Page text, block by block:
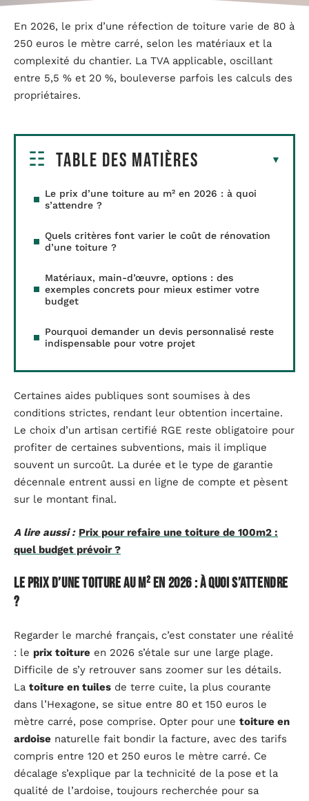
En 2026, le prix d’une réfection de toiture varie de 80 à
250 euros le mètre carré, selon les matériaux et la
complexité du chantier. La TVA applicable, oscillant
entre 5,5 % et 20 %, bouleverse parfois les calculs des
propriétaires.
Table des matières
Le prix d’une toiture au m² en 2026 : à quoi
s’attendre ?
Quels critères font varier le coût de rénovation
d’une toiture ?
Matériaux, main-d’œuvre, options : des
exemples concrets pour mieux estimer votre
budget
Pourquoi demander un devis personnalisé reste
indispensable pour votre projet
Certaines aides publiques sont soumises à des
conditions strictes, rendant leur obtention incertaine.
Le choix d’un artisan certifié RGE reste obligatoire pour
profiter de certaines subventions, mais il implique
souvent un surcoût. La durée et le type de garantie
décennale entrent aussi en ligne de compte et pèsent
sur le montant final.
A lire aussi : Prix pour refaire une toiture de 100m2 :
quel budget prévoir ?
Le prix d’une toiture au m² en 2026 : à quoi s’attendre
?
Regarder le marché français, c’est constater une réalité
: le prix toiture en 2026 s’étale sur une large plage.
Difficile de s’y retrouver sans zoomer sur les détails.
La toiture en tuiles de terre cuite, la plus courante
dans l’Hexagone, se situe entre 80 et 150 euros le
mètre carré, pose comprise. Opter pour une toiture en
ardoise naturelle fait bondir la facture, avec des tarifs
compris entre 120 et 250 euros le mètre carré. Ce
décalage s’explique par la technicité de la pose et la
qualité de l’ardoise, toujours recherchée pour sa